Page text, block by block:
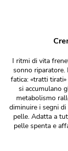
Réponse
Réponse
Réponse
Réponse
Réponse
I ritmi di vita
sonno riparatore.
fatica: «tratti
si accumulano
metabolismo
diminuire i segni
pelle. Adatta a
pelle spenta e